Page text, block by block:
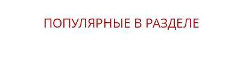
ПОПУЛЯРНЫЕ В РАЗДЕЛЕ